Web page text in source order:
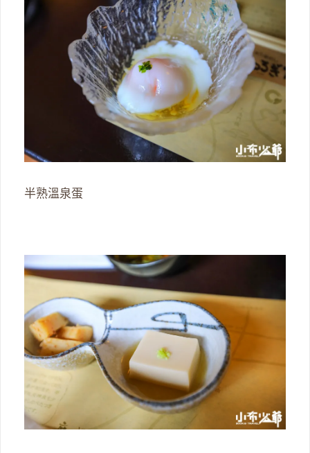
半熟溫泉蛋